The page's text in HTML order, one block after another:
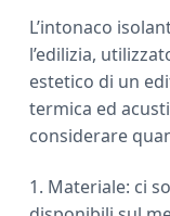
L’intonaco
l’edilizia,
estetico di un
termica ed
considerare
1. Materiale: ci